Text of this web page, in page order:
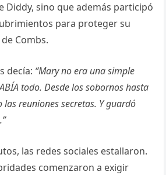
Diddy, sino que además participó
para proteger su
Combs.
decía: “Mary no era una simple
todo. Desde los sobornos hasta
las reuniones secretas. Y guardó
las redes sociales estallaron.
comenzaron a exigir